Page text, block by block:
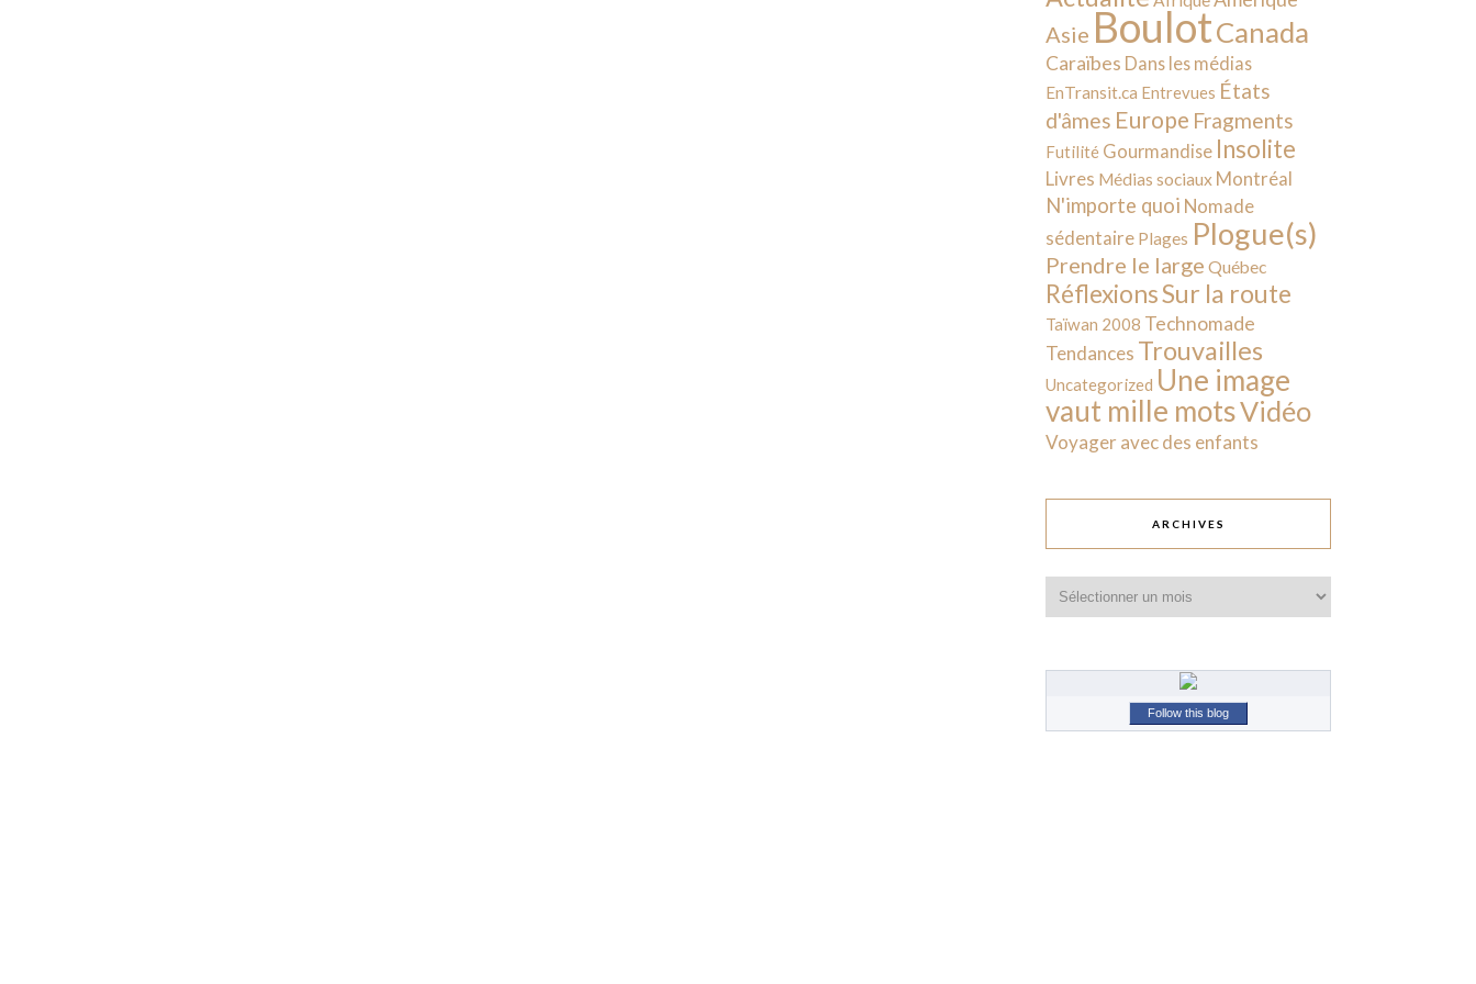
Asie BoulotCanada
Caraïbes Dans les médias
EnTransit.ca Entrevues États
d'âmes Europe Fragments
Futilité Gourmandise Insolite
Livres Médias sociaux Montréal
N'importe quoi Nomade
sédentaire Plages Plogue(s)
Prendre le large Québec
RéflexionsSur la route
Taïwan 2008 Technomade
Tendances Trouvailles
Uncategorized Une image
vaut mille motsVidéo
Voyager avec des enfants
ARCHIVES
Follow this blog